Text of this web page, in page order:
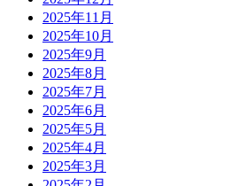
2025年11月
2025年10月
2025年9月
2025年8月
2025年7月
2025年6月
2025年5月
2025年4月
2025年3月